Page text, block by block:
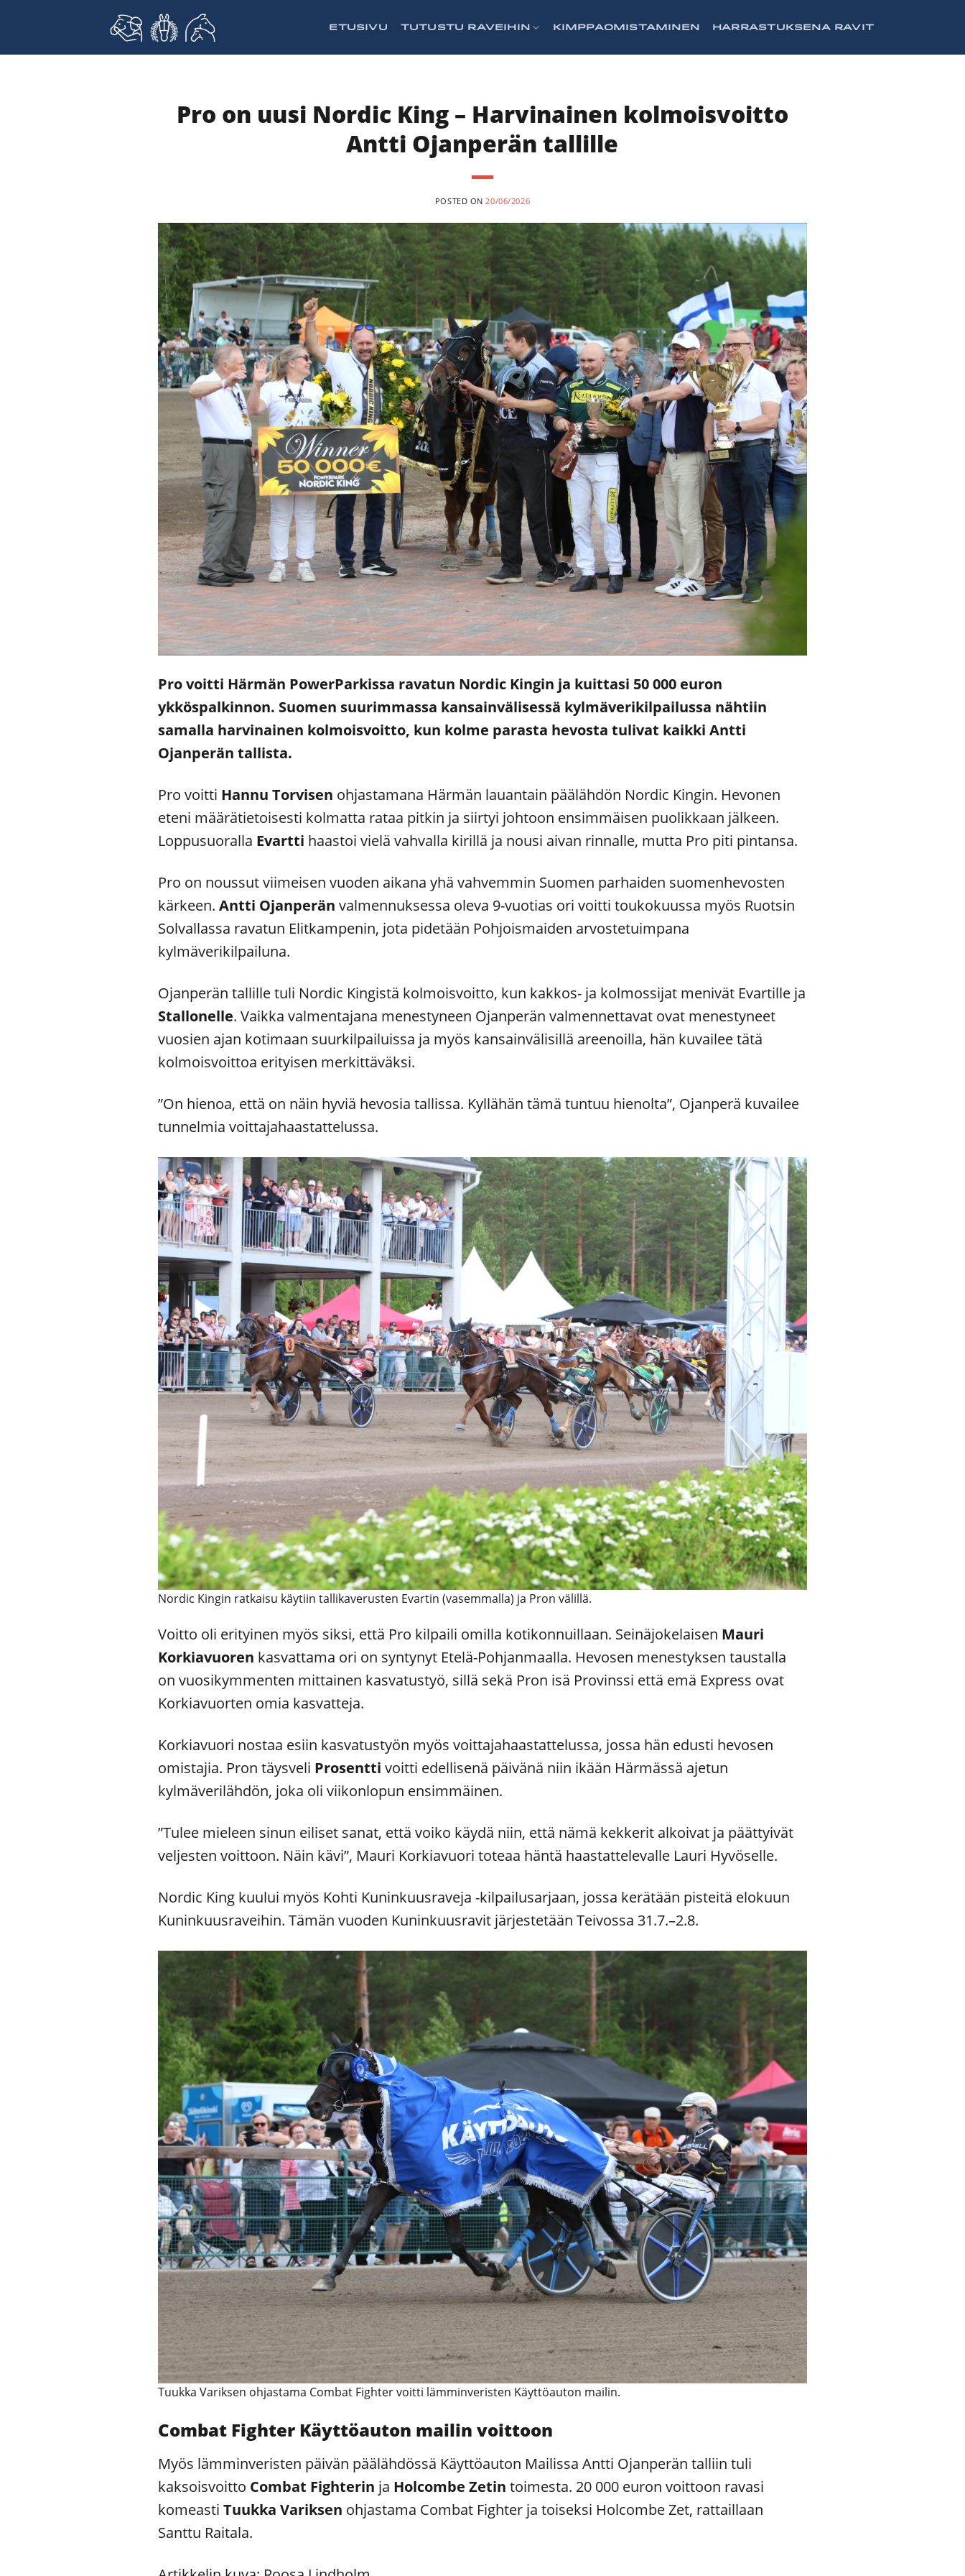
ETUSIVU TUTUSTU RAVEIHIN KIMPPAOMISTAMINEN HARRASTUKSENA RAVIT
Pro on uusi Nordic King – Harvinainen kolmoisvoitto
Antti Ojanperän tallille
POSTED ON 20/06/2026
Pro voitti Härmän PowerParkissa ravatun Nordic Kingin ja kuittasi 50 000 euron
ykköspalkinnon. Suomen suurimmassa kansainvälisessä kylmäverikilpailussa nähtiin
samalla harvinainen kolmoisvoitto, kun kolme parasta hevosta tulivat kaikki Antti
Ojanperän tallista.
Pro voitti Hannu Torvisen ohjastamana Härmän lauantain päälähdön Nordic Kingin. Hevonen
eteni määrätietoisesti kolmatta rataa pitkin ja siirtyi johtoon ensimmäisen puolikkaan jälkeen.
Loppusuoralla Evartti haastoi vielä vahvalla kirillä ja nousi aivan rinnalle, mutta Pro piti pintansa.
Pro on noussut viimeisen vuoden aikana yhä vahvemmin Suomen parhaiden suomenhevosten
kärkeen.Antti Ojanperän valmennuksessa oleva 9-vuotias ori voitti toukokuussa myös Ruotsin
Solvallassa ravatun Elitkampenin, jota pidetään Pohjoismaiden arvostetuimpana
kylmäverikilpailuna.
Ojanperän tallille tuli Nordic Kingistä kolmoisvoitto, kun kakkos- ja kolmossijat menivät Evartille ja
Stallonelle. Vaikka valmentajana menestyneen Ojanperän valmennettavat ovat menestyneet
vuosien ajan kotimaan suurkilpailuissa ja myös kansainvälisillä areenoilla, hän kuvailee tätä
kolmoisvoittoa erityisen merkittäväksi.
”On hienoa, että on näin hyviä hevosia tallissa. Kyllähän tämä tuntuu hienolta”, Ojanperä kuvailee
tunnelmia voittajahaastattelussa.
Nordic Kingin ratkaisu käytiin tallikaverusten Evartin (vasemmalla) ja Pron välillä.
Voitto oli erityinen myös siksi, että Pro kilpaili omilla kotikonnuillaan. Seinäjokelaisen Mauri
Korkiavuoren kasvattama ori on syntynyt Etelä-Pohjanmaalla. Hevosen menestyksen taustalla
on vuosikymmenten mittainen kasvatustyö, sillä sekä Pron isä Provinssi että emä Express ovat
Korkiavuorten omia kasvatteja.
Korkiavuori nostaa esiin kasvatustyön myös voittajahaastattelussa, jossa hän edusti hevosen
omistajia. Pron täysveli Prosentti voitti edellisenä päivänä niin ikään Härmässä ajetun
kylmäverilähdön, joka oli viikonlopun ensimmäinen.
”Tulee mieleen sinun eiliset sanat, että voiko käydä niin, että nämä kekkerit alkoivat ja päättyivät
veljesten voittoon. Näin kävi”, Mauri Korkiavuori toteaa häntä haastattelevalle Lauri Hyvöselle.
Nordic King kuului myös Kohti Kuninkuusraveja -kilpailusarjaan, jossa kerätään pisteitä elokuun
Kuninkuusraveihin. Tämän vuoden Kuninkuusravit järjestetään Teivossa 31.7.–2.8.
Tuukka Variksen ohjastama Combat Fighter voitti lämminveristen Käyttöauton mailin.
Combat Fighter Käyttöauton mailin voittoon
Myös lämminveristen päivän päälähdössä Käyttöauton Mailissa Antti Ojanperän talliin tuli
kaksoisvoitto Combat Fighterin ja Holcombe Zetin toimesta. 20 000 euron voittoon ravasi
komeastiTuukka Variksen ohjastama Combat Fighter ja toiseksi Holcombe Zet, rattaillaan
Santtu Raitala.